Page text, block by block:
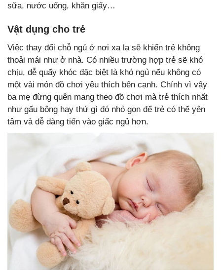
sữa, nước uống, khăn giấy…
Vật dụng cho trẻ
Việc thay đổi chỗ ngủ ở nơi xa lạ sẽ khiến trẻ không
thoải mái như ở nhà. Có nhiều trường hợp trẻ sẽ khó
chịu, dễ quấy khóc đặc biệt là khó ngủ nếu không có
một vài món đồ chơi yêu thích bên cạnh. Chính vì vậy
ba mẹ đừng quên mang theo đồ chơi mà trẻ thích nhất
như gấu bông hay thứ gì đó nhỏ gọn để trẻ có thể yên
tâm và dễ dàng tiến vào giấc ngủ hơn.